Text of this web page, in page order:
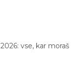
vse, kar moraš